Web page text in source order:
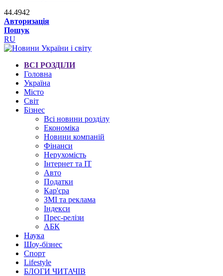
44.4942
Авторизація
Пошук
RU
ВСІ РОЗДІЛИ
Головна
Україна
Місто
Світ
Бізнес
Всі новини розділу
Економіка
Новини компаній
Фінанси
Нерухомість
Інтернет та IT
Авто
Податки
Кар'єра
ЗМІ та реклама
Індекси
Прес-релізи
АБК
Наука
Шоу-бізнес
Спорт
Lifestyle
БЛОГИ ЧИТАЧІВ